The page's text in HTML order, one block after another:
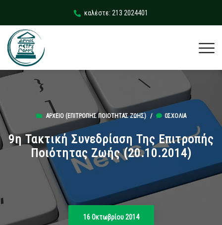
καλέστε: 213 2024401
ΑΡΧΕΊΟ (ΕΠΙΤΡΟΠΉΣ ΠΟΙΌΤΗΤΑΣ ΖΩΉΣ)/ 0ΣΧΌΛΙΑ
9η Τακτική Συνεδρίαση Της Επιτροπής
Ποιότητας Ζωής (20.10.2014)
16 Οκτωβρίου 2014